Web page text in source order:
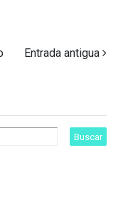
Entrada antigua